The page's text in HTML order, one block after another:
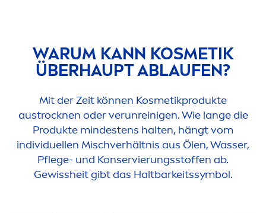
WARUM KANN KOSMETIK
ÜBERHAUPT ABLAUFEN?
Mit der Zeit können Kosmetikprodukte
austrocknen oder verunreinigen. Wie lange die
Produkte mindestens halten, hängt vom
individuellen Mischverhältnis aus Ölen, Wasser,
Pflege- und Konservierungsstoffen ab.
Gewissheit gibt das Haltbarkeitssymbol.